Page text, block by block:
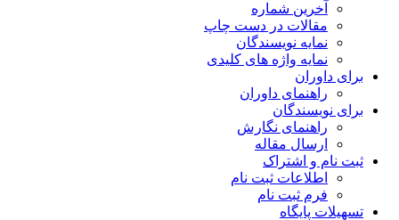
آخرین شماره
مقالات در دست چاپ
نمایه نویسندگان
نمایه واژه های کلیدی
برای داوران
راهنمای داوران
برای نویسندگان
راهنمای نگارش
ارسال مقاله
ثبت نام و اشتراک
اطلاعات ثبت نام
فرم ثبت نام
تسهیلات پایگاه